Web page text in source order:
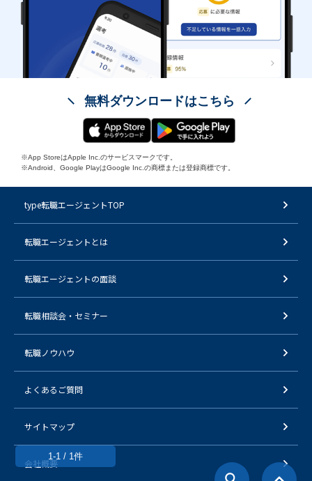
1-1 / 1件
無料ダウンロードはこちら
※App StoreはApple Inc.のサービスマークです。
※Android、Google PlayはGoogle Inc.の商標または登録商標です。
type転職エージェントTOP
転職エージェントとは
転職エージェントの面談
転職相談会・セミナー
転職ノウハウ
よくあるご質問
サイトマップ
会社概要